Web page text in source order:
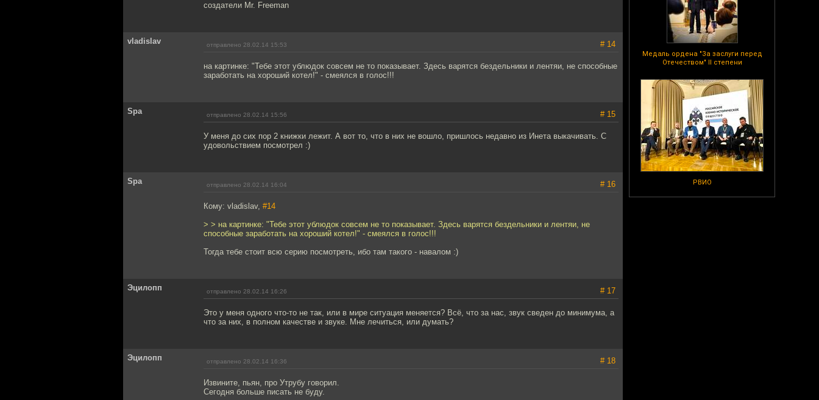
Медаль ордена "За заслуги перед
Отечеством" II степени
РВИО
создатели Mr. Freeman
vladislav отправлено 28.02.14 15:53 # 14
на картинке: "Тебе этот ублюдок совсем не то показывает. Здесь варятся бездельники и лентяи, не способные
заработать на хороший котел!" - смеялся в голос!!!
Spa отправлено 28.02.14 15:56 # 15
У меня до сих пор 2 книжки лежит. А вот то, что в них не вошло, пришлось недавно из Инета выкачивать. С
удовольствием посмотрел :)
Spa отправлено 28.02.14 16:04 # 16
Кому: vladislav, #14
> > на картинке: "Тебе этот ублюдок совсем не то показывает. Здесь варятся бездельники и лентяи, не
способные заработать на хороший котел!" - смеялся в голос!!!
Тогда тебе стоит всю серию посмотреть, ибо там такого - навалом :)
Эцилопп отправлено 28.02.14 16:26 # 17
Это у меня одного что-то не так, или в мире ситуация меняется? Всё, что за нас, звук сведен до минимума, а
что за них, в полном качестве и звуке. Мне лечиться, или думать?
Эцилопп отправлено 28.02.14 16:36 # 18
Извините, пьян, про Утрубу говорил.
Сегодня больше писать не буду.